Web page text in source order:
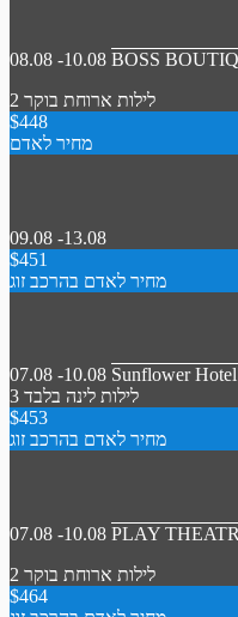
08.08 -10.08 BOSS
2 לילות ארוחת בוקר
$448
מחיר לאדם
09.08 -13.08
$451
מחיר לאדם בהרכב זוג
07.08 -10.08 Sunflower
3 לילות לינה בלבד
$453
מחיר לאדם בהרכב זוג
07.08 -10.08 PLAY
2 לילות ארוחת בוקר
$464